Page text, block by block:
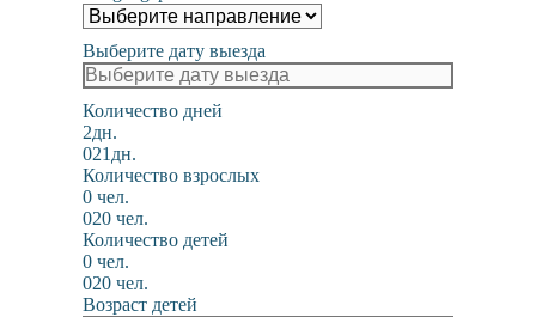
Выберите дату выезда
Количество дней
2дн.
021дн.
Количество взрослых
0 чел.
020 чел.
Количество детей
0 чел.
020 чел.
Возраст детей